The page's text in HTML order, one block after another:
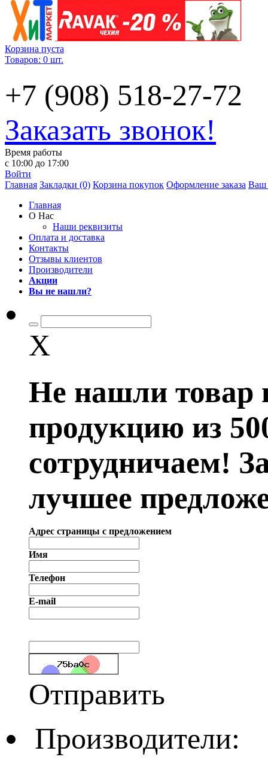
Корзина пуста
Товаров: 0 шт.
+7 (908) 518-27-72
Заказать звонок!
Время работы
с 10:00 до 17:00
Войти
Главная Закладки (0) Корзина покупок Оформление заказа Ваш
Главная
О Нас
Наши реквизиты
Оплата и доставка
Контакты
Отзывы клиентов
Производители
Акции
Вы не нашли?
X
Не нашли товар
продукцию из
сотрудничаем!
лучшее
Адрес страницы с предложением
Имя
Телефон
E-mail
Отправить
Производители: